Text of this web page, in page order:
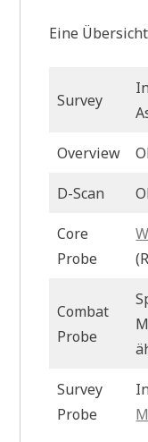
Eine
Survey
Overview
D-Scan
Core
Probe
Combat
Probe
Survey
Probe